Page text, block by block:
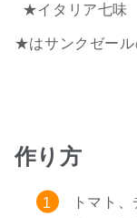
★イタリア七味
★はサンクゼール
作り方
トマト